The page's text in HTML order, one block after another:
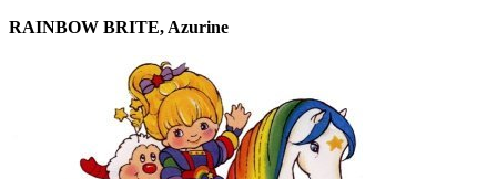
RAINBOW BRITE, Azurine